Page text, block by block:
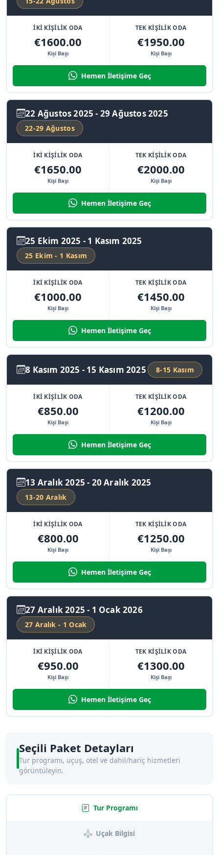
İKİ KİŞİLİK ODA
€1600.00
Kişi Başı
TEK KİŞİLİK ODA
€1950.00
Kişi Başı
Hemen İletişime Geç
22 Ağustos 2025 - 29 Ağustos 2025
22-29 Ağustos
İKİ KİŞİLİK ODA
€1650.00
Kişi Başı
TEK KİŞİLİK ODA
€2000.00
Kişi Başı
Hemen İletişime Geç
25 Ekim 2025 - 1 Kasım 2025
25 Ekim - 1 Kasım
İKİ KİŞİLİK ODA
€1000.00
Kişi Başı
TEK KİŞİLİK ODA
€1450.00
Kişi Başı
Hemen İletişime Geç
8 Kasım 2025 - 15 Kasım 2025 8-15 Kasım
İKİ KİŞİLİK ODA
€850.00
Kişi Başı
TEK KİŞİLİK ODA
€1200.00
Kişi Başı
Hemen İletişime Geç
13 Aralık 2025 - 20 Aralık 2025
13-20 Aralık
İKİ KİŞİLİK ODA
€800.00
Kişi Başı
TEK KİŞİLİK ODA
€1250.00
Kişi Başı
Hemen İletişime Geç
27 Aralık 2025 - 1 Ocak 2026
27 Aralık - 1 Ocak
İKİ KİŞİLİK ODA
€950.00
Kişi Başı
TEK KİŞİLİK ODA
€1300.00
Kişi Başı
Hemen İletişime Geç
Seçili Paket Detayları
Tur programı, uçuş, otel ve dahil/hariç hizmetleri
görüntüleyin.
Tur Programı
Uçak Bilgisi